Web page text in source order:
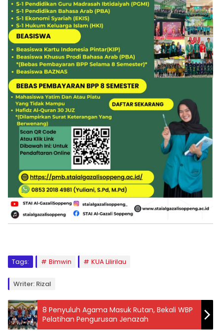
Tags: Bimwin KUA Lilirilau
Writer: Rizal
8 Penyuluh Agama Masuk Rutan, Bekali WBP
Pelatihan Pengurusan Jenazah